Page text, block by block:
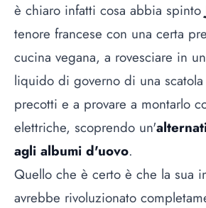
è chiaro infatti cosa abbia spinto
tenore francese con una certa
cucina vegana, a rovesciare in
liquido di governo di una
precotti e a provare a montarlo
elettriche, scoprendo un'
agli albumi d'uovo.
Quello che è certo è che la sua
avrebbe rivoluzionato